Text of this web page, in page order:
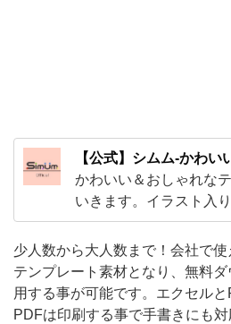
う
事
利
用
す
る
【公式】シムム-かわい
かわいい＆おしゃれな
いきます。イラスト入
から、ExcelやWordで
まで使えるテンプレや
いテンプレートをご用
少人数から大人数まで！会社で
テンプレート素材となり、無料
用する事が可能です。エクセルと
PDFは印刷する事で手書きにも対